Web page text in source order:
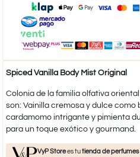
Spiced Vanilla Body Mist Original
Colonia de la familia olfativa
son: Vainilla cremosa y dulce como
cardamomo intrigante y pimienta
para un toque exótico y gourmand.
VyP Storees tutienda de perfumes